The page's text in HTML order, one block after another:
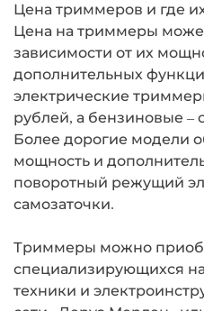
Цена триммеров и где
Цена на триммеры
зависимости от их
дополнительных
электрические триммеры
рублей, а бензиновые –
Более дорогие модели
мощность и
поворотный режущий
самозаточки.
Триммеры можно
специализирующихся
техники и